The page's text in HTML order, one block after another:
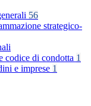
56
strategico-
codice di condotta 1
e imprese 1